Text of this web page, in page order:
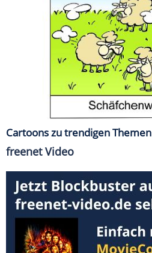
Cartoons zu trendigen Themen
freenet Video